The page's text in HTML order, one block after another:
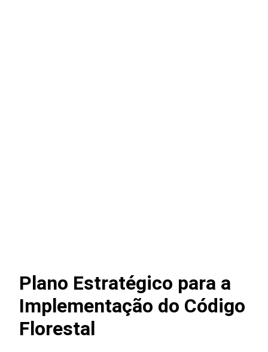
Plano Estratégico para a
Implementação do Código
Florestal